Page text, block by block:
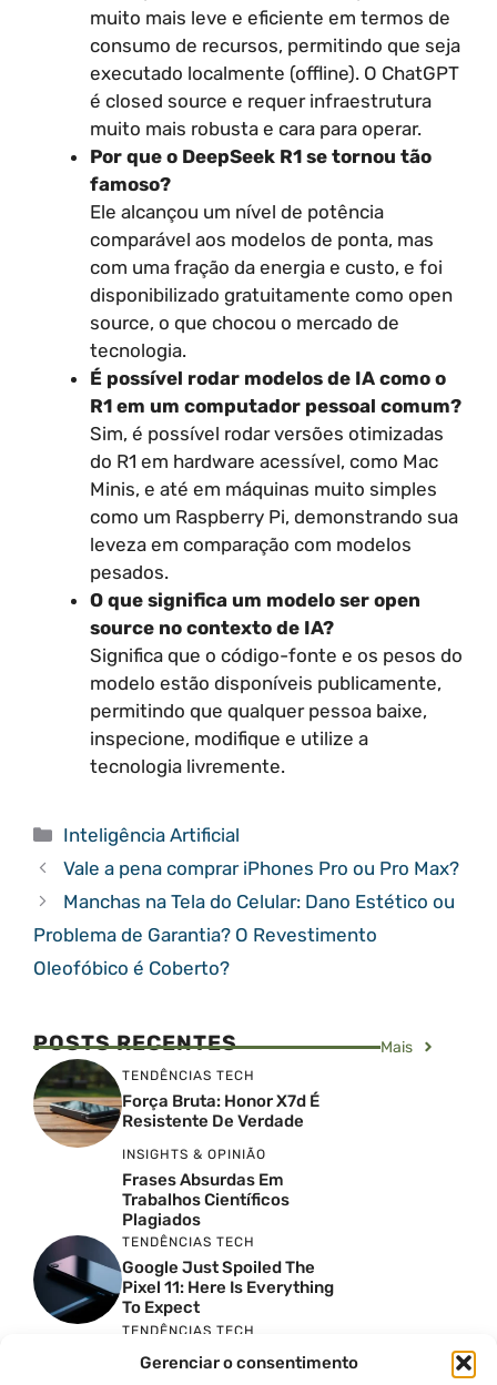
Gerenciar o consentimento
muito mais leve e eficiente em termos de
consumo de recursos, permitindo que seja
executado localmente (offline). O ChatGPT
é closed source e requer infraestrutura
muito mais robusta e cara para operar.
Por que o DeepSeek R1 se tornou tão
famoso?
Ele alcançou um nível de potência
comparável aos modelos de ponta, mas
com uma fração da energia e custo, e foi
disponibilizado gratuitamente como open
source, o que chocou o mercado de
tecnologia.
É possível rodar modelos de IA como o
R1 em um computador pessoal comum?
Sim, é possível rodar versões otimizadas
do R1 em hardware acessível, como Mac
Minis, e até em máquinas muito simples
como um Raspberry Pi, demonstrando sua
leveza em comparação com modelos
pesados.
O que significa um modelo ser open
source no contexto de IA?
Significa que o código-fonte e os pesos do
modelo estão disponíveis publicamente,
permitindo que qualquer pessoa baixe,
inspecione, modifique e utilize a
tecnologia livremente.
Categorias
Inteligência Artificial
Vale a pena comprar iPhones Pro ou Pro Max?
Manchas na Tela do Celular: Dano Estético ou
Problema de Garantia? O Revestimento
Oleofóbico é Coberto?
POSTS RECENTES Mais
TENDÊNCIAS TECH
Força Bruta: Honor X7d É
Resistente De Verdade
INSIGHTS & OPINIÃO
Frases Absurdas Em
Trabalhos Científicos
Plagiados
TENDÊNCIAS TECH
Google Just Spoiled The
Pixel 11: Here Is Everything
To Expect
TENDÊNCIAS TECH
A Verdade Sobre O 5G
Ilimitado